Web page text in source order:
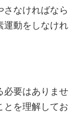
なければなら
運動をしなけれ
必要はありませ
とを理解してお